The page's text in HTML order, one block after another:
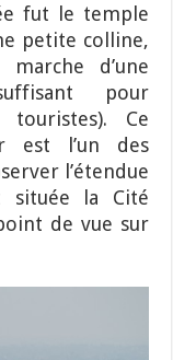
fut le temple
petite colline,
d’une
pour
Ce
est l’un des
l’étendue
située la Cité
de vue sur